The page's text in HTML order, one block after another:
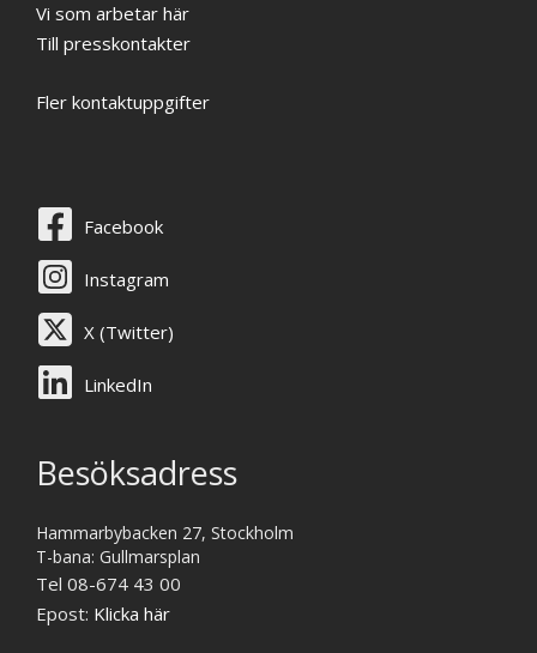
Vi som arbetar här
Till presskontakter
Fler kontaktuppgifter
Facebook
Instagram
X (Twitter)
LinkedIn
Besöksadress
Hammarbybacken 27, Stockholm
T-bana: Gullmarsplan
Tel 08-674 43 00
Epost: Klicka här